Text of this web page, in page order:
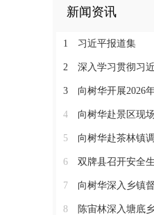
新闻资讯
1 习近平报道集
2 深入学习贯彻习
3 向树华开展2026
4 向树华赴景区现场办
5 向树华赴茶林镇
6 双牌县召开安全
7 向树华深入乡镇
8 陈宙林深入塘底